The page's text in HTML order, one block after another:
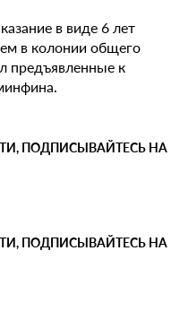
в виде 6 лет
в колонии общего
предъявленные к
ПОДПИСЫВАЙТЕСЬ НА
ПОДПИСЫВАЙТЕСЬ НА